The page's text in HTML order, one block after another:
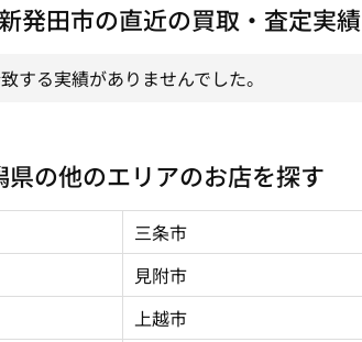
発田市の直近の買取・査定実績
する実績がありませんでした。
県の他のエリアのお店を探す
三条市
見附市
上越市